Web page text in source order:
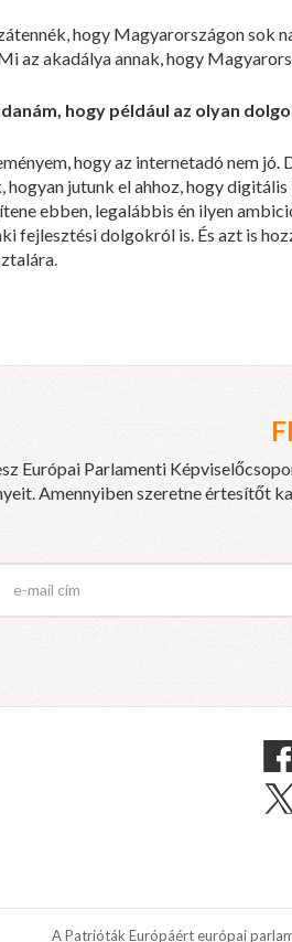
hogy Magyarországon sok
az akadálya annak, hogy
hogy például az olyan
hogy az internetadó nem
hogyan jutunk el ahhoz, hogy
ebben, legalábbis én ilyen
fejlesztési dolgokról is. És azt is
Európai Parlamenti
Amennyiben szeretne értesítőt
A Patrióták Európáért európai